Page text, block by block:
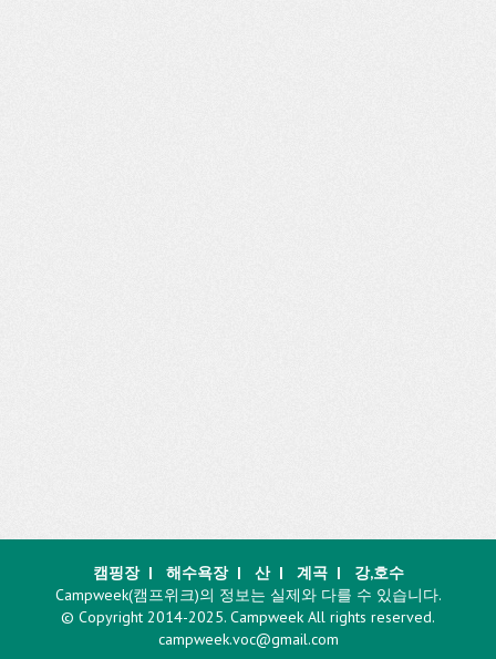
캠핑장| 해수욕장| 산| 계곡|
강,호수
Campweek(캠프위크)의 정보는 실제와 다를 수 있습니다.
© Copyright 2014-2025. Campweek All rights reserved.
campweek.voc@gmail.com